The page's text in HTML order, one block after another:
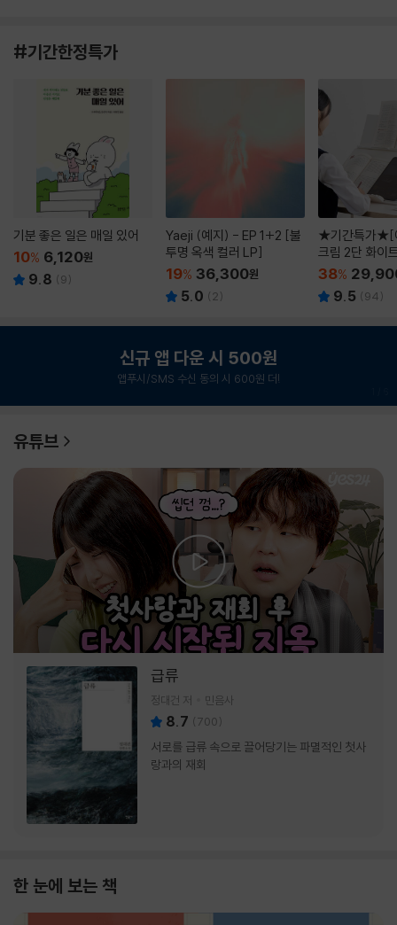
#기간한정특가
기분 좋은 일은 매일 있어
10% 6,120원
9.8 (9)
Yaeji (예지) - EP 1+2 [불
투명 옥색 컬러 LP]
19% 36,300원
5.0 ( 2)
★기간특가★[
크림 2단 화이
38%
9.5 (94)
신규 앱 다운 시 500원
앱푸시/SMS 수신 동의 시 600원 더!
유튜브
급류
정대건 저 민음사
8.7 (700)
서로를 급류 속으로 끌어당기는 파멸적인 첫사
랑과의 재회
한 눈에 보는 책